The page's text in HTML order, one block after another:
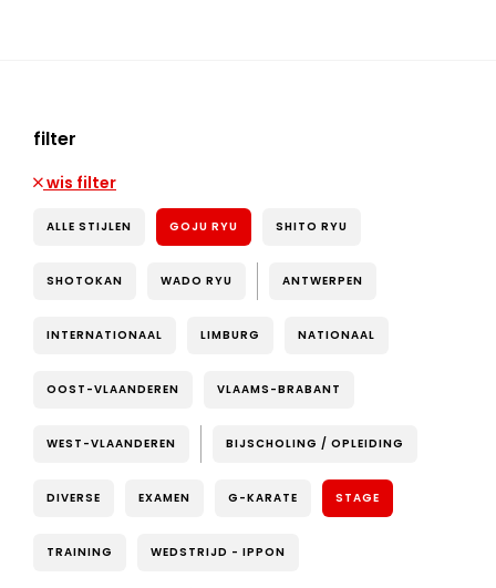
filter
wis filter
ALLE STIJLEN GOJU RYU SHITO RYU
SHOTOKAN WADO RYU ANTWERPEN
INTERNATIONAAL LIMBURG NATIONAAL
OOST-VLAANDEREN VLAAMS-BRABANT
WEST-VLAANDEREN BIJSCHOLING / OPLEIDING
DIVERSE EXAMEN G-KARATE STAGE
TRAINING WEDSTRIJD - IPPON